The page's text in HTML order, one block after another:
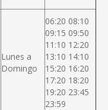
Lunes a
Domingo
06:20 08:10
09:15 09:50
11:10 12:20
13:10 14:10
15:20 16:20
17:20 18:20
19:20 23:45
23:59